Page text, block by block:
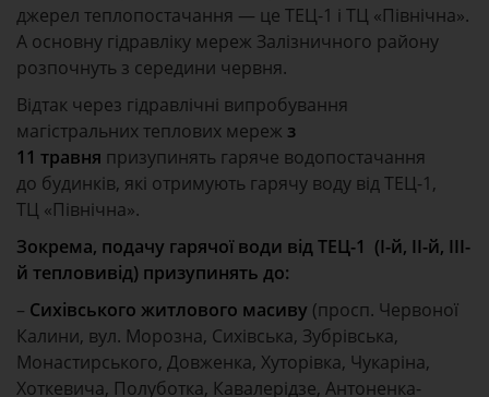
джерел теплопостачання — це ТЕЦ-1 і ТЦ «Північна».
А основну гідравліку мереж Залізничного району
розпочнуть з середини червня.
Відтак через гідравлічні випробування
магістральних теплових мереж з
11 травня призупинять гаряче водопостачання
до будинків, які отримують гарячу воду від ТЕЦ-1,
ТЦ «Північна».
Зокрема, подачу гарячої води від ТЕЦ-1 (І-й, ІІ-й, ІІІ-
й тепловивід) призупинять до:
– Сихівського житлового масиву (просп. Червоної
Калини, вул. Морозна, Сихівська, Зубрівська,
Монастирського, Довженка, Хуторівка, Чукаріна,
Хоткевича, Полуботка, Кавалерідзе, Антоненка-